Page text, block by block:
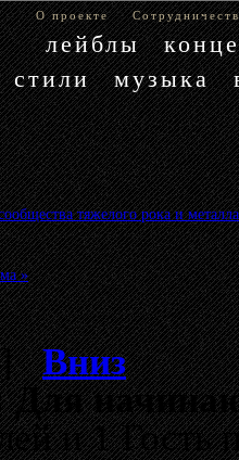
О проекте
лейблы
стили
музыка
тяжелого рока и металла
»
]Вниз
и 1 Гость